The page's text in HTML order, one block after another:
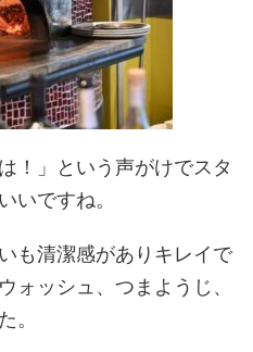
！」という声がけでスタ
いですね。
も清潔感がありキレイで
ォッシュ、つまようじ、
。